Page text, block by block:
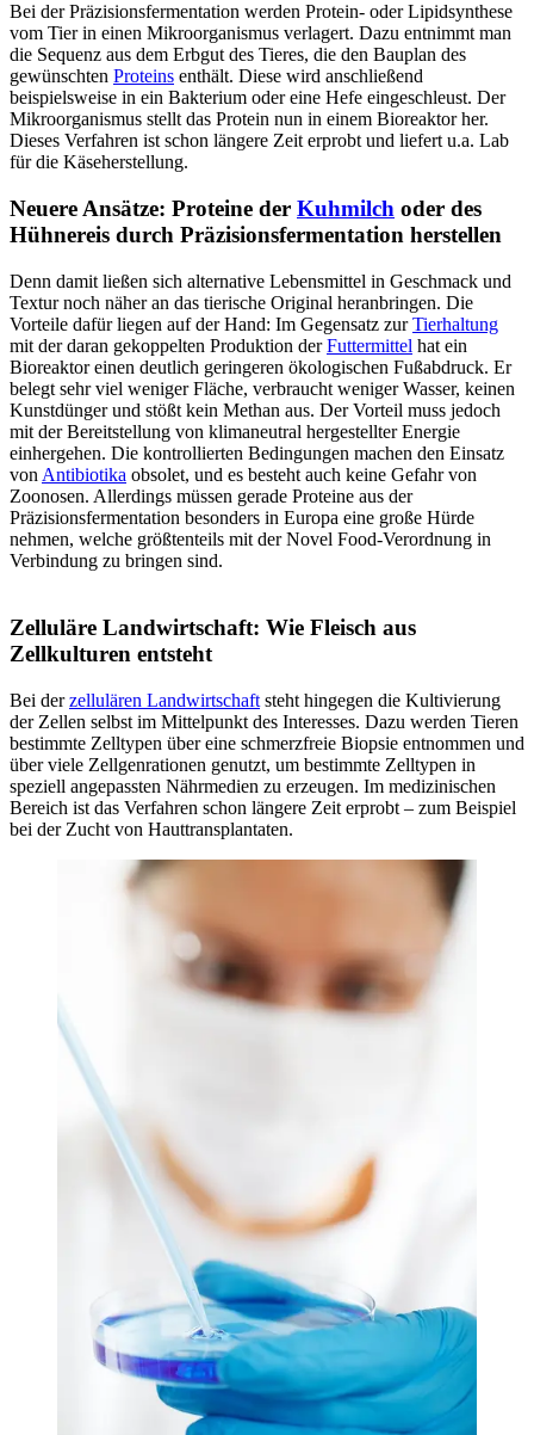
Bei der Präzisionsfermentation werden Protein- oder Lipidsynthese
vom Tier in einen Mikroorganismus verlagert. Dazu entnimmt man
die Sequenz aus dem Erbgut des Tieres, die den Bauplan des
gewünschten Proteins enthält. Diese wird anschließend
beispielsweise in ein Bakterium oder eine Hefe eingeschleust. Der
Mikroorganismus stellt das Protein nun in einem Bioreaktor her.
Dieses Verfahren ist schon längere Zeit erprobt und liefert u.a. Lab
für die Käseherstellung.
Neuere Ansätze: Proteine der Kuhmilch oder des
Hühnereis durch Präzisionsfermentation herstellen
Denn damit ließen sich alternative Lebensmittel in Geschmack und
Textur noch näher an das tierische Original heranbringen. Die
Vorteile dafür liegen auf der Hand: Im Gegensatz zurTierhaltung
mit der daran gekoppelten Produktion derFuttermittel hat ein
Bioreaktor einen deutlich geringeren ökologischen Fußabdruck. Er
belegt sehr viel weniger Fläche, verbraucht weniger Wasser, keinen
Kunstdünger und stößt kein Methan aus. Der Vorteil muss jedoch
mit der Bereitstellung von klimaneutral hergestellter Energie
einhergehen. Die kontrollierten Bedingungen machen den Einsatz
von Antibiotika obsolet, und es besteht auch keine Gefahr von
Zoonosen. Allerdings müssen gerade Proteine aus der
Präzisionsfermentation besonders in Europa eine große Hürde
nehmen, welche größtenteils mit der Novel Food-Verordnung in
Verbindung zu bringen sind.
Zelluläre Landwirtschaft: Wie Fleisch aus
Zellkulturen entsteht
Bei derzellulären Landwirtschaft steht hingegen die Kultivierung
der Zellen selbst im Mittelpunkt des Interesses. Dazu werden Tieren
bestimmte Zelltypen über eine schmerzfreie Biopsie entnommen und
über viele Zellgenrationen genutzt, um bestimmte Zelltypen in
speziell angepassten Nährmedien zu erzeugen. Im medizinischen
Bereich ist das Verfahren schon längere Zeit erprobt – zum Beispiel
bei der Zucht von Hauttransplantaten.